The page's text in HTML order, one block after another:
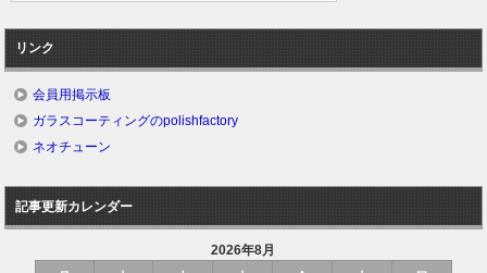
リンク
会員用掲示板
ガラスコーティングのpolishfactory
ネオチューン
記事更新カレンダー
2026年8月